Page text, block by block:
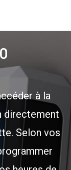
à la
directement
Selon vos